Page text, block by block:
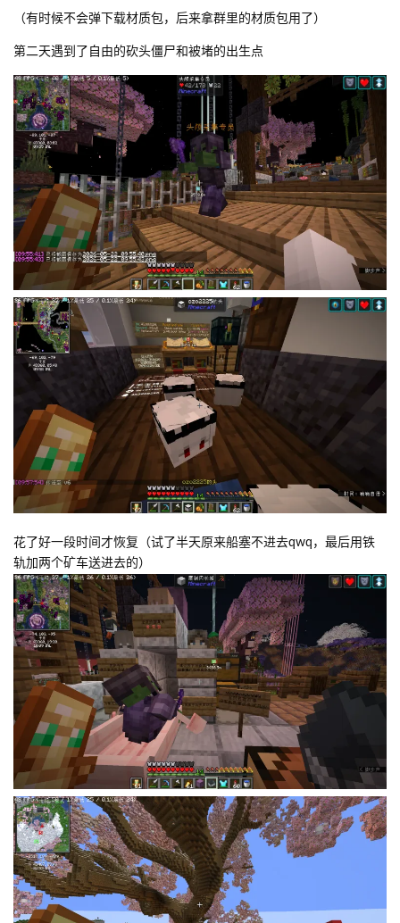
（有时候不会弹下载材质包，后来拿群里的材质包用了）
第二天遇到了自由的砍头僵尸和被堵的出生点
花了好一段时间才恢复（试了半天原来船塞不进去qwq，最后用铁
轨加两个矿车送进去的）